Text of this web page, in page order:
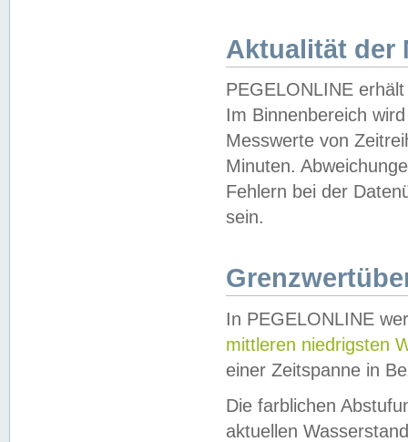
Aktualität der
PEGELONLINE
Im Binnenbereich
Messwerte von
Minuten.
Fehlern bei der
sein.
In PEGELONLINE
mittleren niedrigsten
einer Zeitspanne in
Die farblichen
aktuellen